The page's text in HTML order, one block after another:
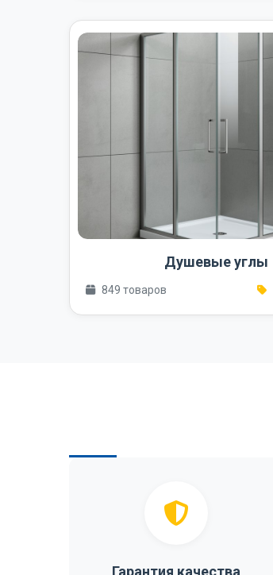
Душевые углы
849 товаров
Гарантия качества